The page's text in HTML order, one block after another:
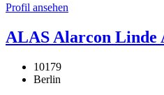
Profil ansehen
ALAS Alarcon Linde
10179
Berlin